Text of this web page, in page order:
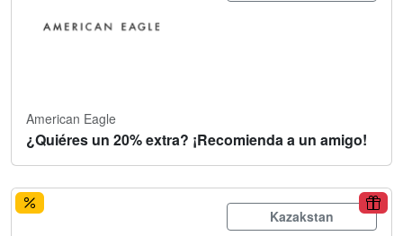
American Eagle
¿Quiéres un 20% extra? ¡Recomienda a un amigo!
Kazakstan